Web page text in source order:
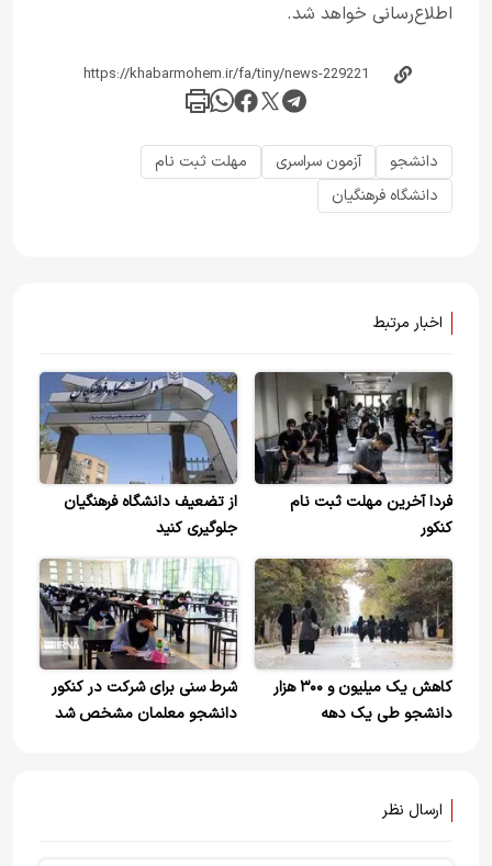
اطلاع‌رسانی خواهد شد.
دانشجو آزمون سراسری
مهلت ثبت نام
دانشگاه فرهنگیان
اخبار مرتبط
فردا آخرین مهلت ثبت نام
کنکور
از تضعیف دانشگاه فرهنگیان
جلوگیری کنید
کاهش یک میلیون و ۳۰۰ هزار
دانشجو طی یک دهه
شرط سنی برای شرکت در کنکور
دانشجو معلمان مشخص شد
ارسال نظر